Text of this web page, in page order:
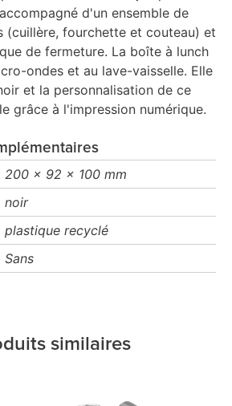
d'un ensemble de
(cuillère, fourchette et couteau) et
de fermeture. La boîte à lunch
ondes et au lave-vaisselle. Elle
et la personnalisation de ce
grâce à l'impression numérique.
200 x 92 x 100 mm
noir
plastique recyclé
Sans
similaires